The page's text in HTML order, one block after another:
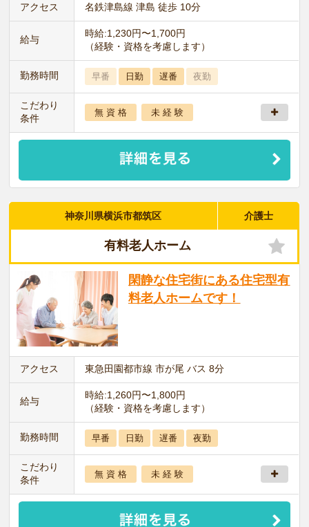
アクセス 名鉄津島線 津島 徒歩 10分
給与
時給:1,230円〜1,700円
（経験・資格を考慮します）
勤務時間 早番 日勤 遅番 夜勤
こだわり
条件
無 資 格 未 経 験
神奈川県横浜市都筑区 介護士
有料老人ホーム
閑静な住宅街にある住宅型有
料老人ホームです！
アクセス 東急田園都市線 市が尾 バス 8分
給与
時給:1,260円〜1,800円
（経験・資格を考慮します）
勤務時間 早番 日勤 遅番 夜勤
こだわり
条件
無 資 格 未 経 験